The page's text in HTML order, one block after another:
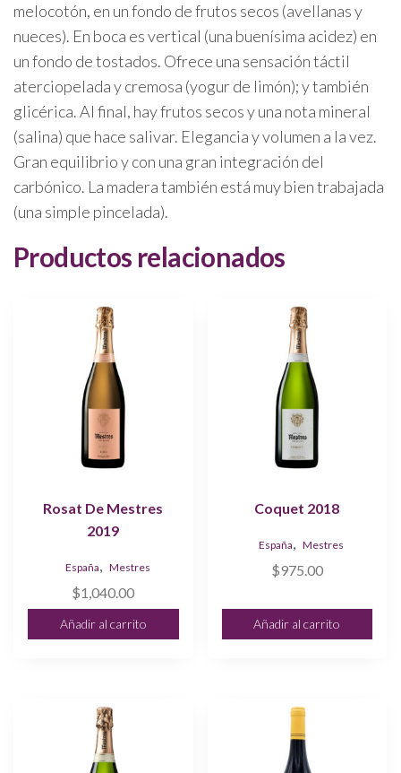
melocotón, en un fondo de frutos secos (avellanas y
nueces). En boca es vertical (una buenísima acidez) en
un fondo de tostados. Ofrece una sensación táctil
aterciopelada y cremosa (yogur de limón); y también
glicérica. Al final, hay frutos secos y una nota mineral
(salina) que hace salivar. Elegancia y volumen a la vez.
Gran equilibrio y con una gran integración del
carbónico. La madera también está muy bien trabajada
(una simple pincelada).
Productos relacionados
Rosat De Mestres
2019
España, Mestres
$1,040.00
Añadir al carrito
Coquet 2018
España, Mestres
$975.00
Añadir al carrito